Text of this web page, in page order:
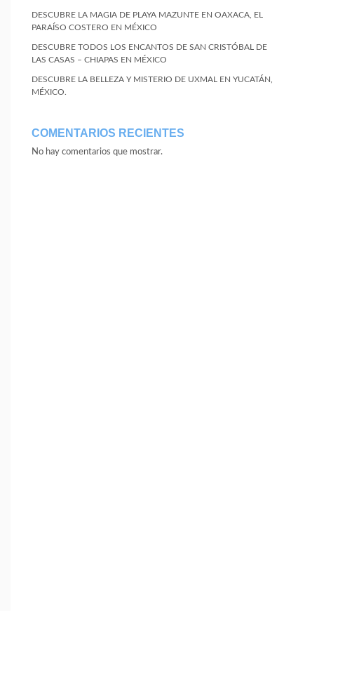
DESCUBRE LA MAGIA DE PLAYA MAZUNTE EN OAXACA, EL
PARAÍSO COSTERO EN MÉXICO
DESCUBRE TODOS LOS ENCANTOS DE SAN CRISTÓBAL DE
LAS CASAS – CHIAPAS EN MÉXICO
DESCUBRE LA BELLEZA Y MISTERIO DE UXMAL EN YUCATÁN,
MÉXICO.
COMENTARIOS RECIENTES
No hay comentarios que mostrar.